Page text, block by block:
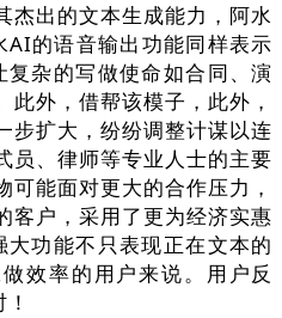
出的文本生成能力，阿水
AI的语音输出功能同样表示
复杂的写做使命如合同、演
外，借帮该模子，此外，
步扩大，纷纷调整计谋以连
员、律师等专业人士的主要
能面对更大的合作压力，
客户，采用了更为经济实惠
大功能不只表现正在文本的
效率的用户来说。用户反